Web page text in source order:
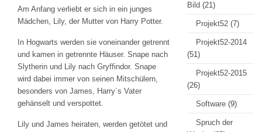
Am Anfang verliebt er sich in ein junges
Mädchen, Lily, der Mutter von Harry Potter.
In Hogwarts werden sie voneinander getrennt
und kamen in getrennte Häuser. Snape nach
Slytherin und Lily nach Gryffindor. Snape
wird dabei immer von seinen Mitschülern,
besonders von James, Harry´s Vater
gehänselt und verspottet.
Lily und James heiraten, werden getötet und
Bild (21)
Projekt52 (7)
Projekt52-2014
(51)
Projekt52-2015
(26)
Software (9)
Spruch der